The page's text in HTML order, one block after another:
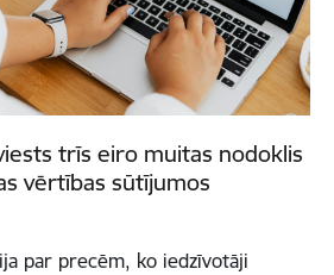
trīs eiro muitas nodoklis
vērtības sūtījumos
par precēm, ko iedzīvotāji